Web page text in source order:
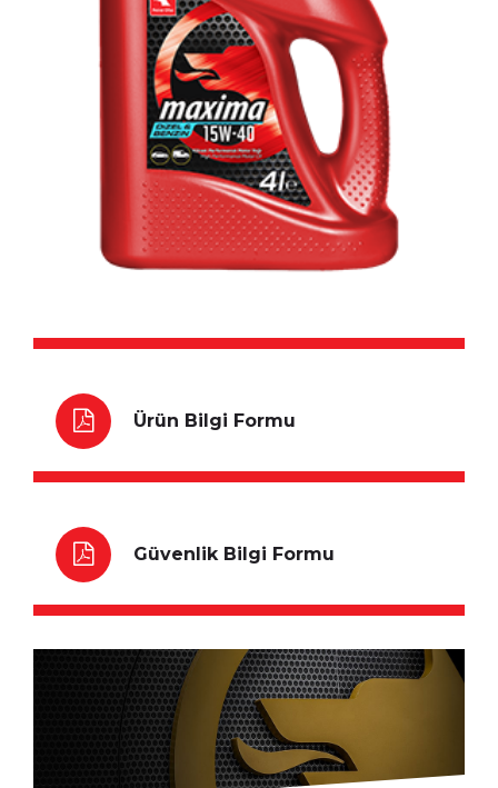
Ürün Bilgi Formu
Güvenlik Bilgi Formu